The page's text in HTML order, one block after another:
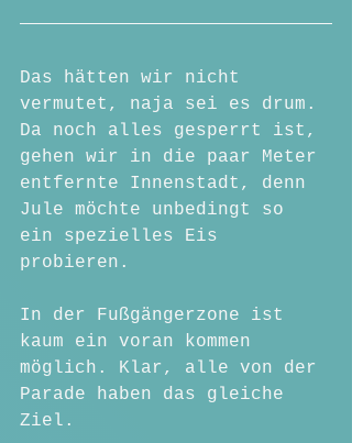
Das hätten wir nicht
vermutet, naja sei es drum.
Da noch alles gesperrt ist,
gehen wir in die paar Meter
entfernte Innenstadt, denn
Jule möchte unbedingt so
ein spezielles Eis
probieren.
In der Fußgängerzone ist
kaum ein voran kommen
möglich. Klar, alle von der
Parade haben das gleiche
Ziel.